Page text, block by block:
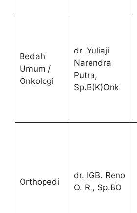
Bedah
Umum /
Onkologi
dr. Yuliaji
Narendra
Putra,
Sp.B(K)Onk
Orthopedi
dr. IGB. Reno
O. R., Sp.BO